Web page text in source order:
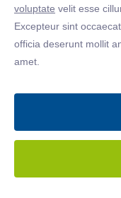
voluptate velit esse
Excepteur sint
officia deserunt mollit
amet.